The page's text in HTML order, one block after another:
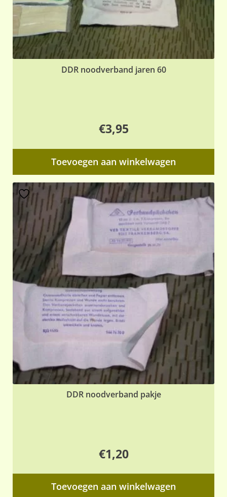
DDR noodverband jaren 60
€3,95
Toevoegen aan winkelwagen
DDR noodverband pakje
€1,20
Toevoegen aan winkelwagen